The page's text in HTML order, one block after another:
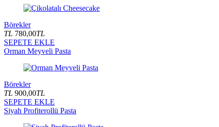
Börekler
TL 780,00TL
SEPETE EKLE
Orman Meyveli Pasta
Börekler
TL 900,00TL
SEPETE EKLE
Siyah Profiterollü Pasta